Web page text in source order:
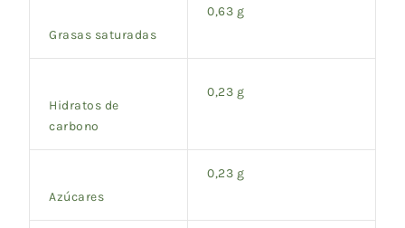
Grasas saturadas
0,63 g
Hidratos de
carbono
0,23 g
Azúcares
0,23 g